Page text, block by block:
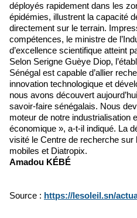
déployés rapidement dans les
épidémies, illustrent la capacité
directement sur le terrain.
compétences, le ministre de
d’excellence scientifique atteint
Selon Serigne Guèye Diop,
Sénégal est capable d’allier
innovation technologique et
nous avons découvert
savoir-faire sénégalais. Nous
moteur de notre industrialisation
économique », a-t-il indiqué. La
visité le Centre de recherche
mobiles et Diatropix.
Amadou KÉBÉ
Source : https://lesoleil.sn/